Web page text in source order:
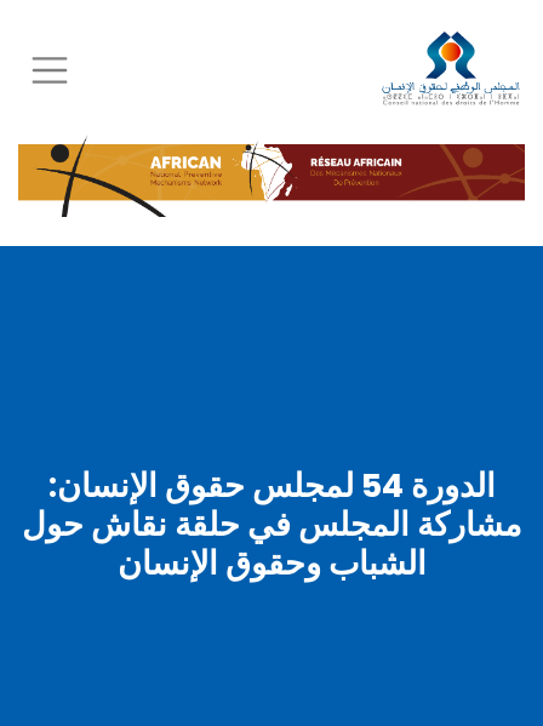
Skip
to
main
content
الدورة 54 لمجلس حقوق الإنسان:
مشاركة المجلس في حلقة نقاش حول
الشباب وحقوق الإنسان